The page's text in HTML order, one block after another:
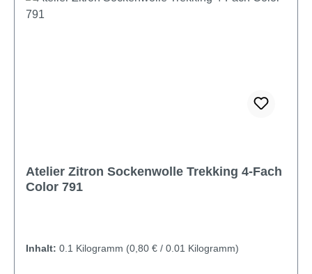
Atelier Zitron Sockenwolle Trekking 4-Fach
Color 791
Inhalt: 0.1 Kilogramm (0,80 € / 0.01 Kilogramm)